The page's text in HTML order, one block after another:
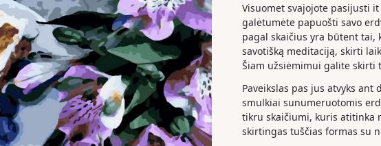
Visuomet svajojote pasijusti
galėtumėte papuošti savo
pagal skaičius yra būtent tai,
savotišką meditaciją, skirti
Šiam užsiėmimui galite skirti
Paveikslas pas jus atvyks
smulkiai sunumeruotomis
tikru skaičiumi, kuris atitinka
skirtingas tuščias formas su